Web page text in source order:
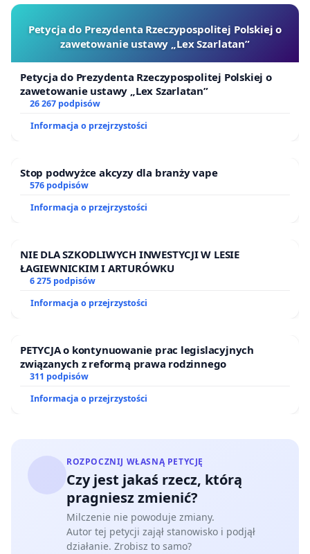
Petycja do Prezydenta Rzeczypospolitej Polskiej o
zawetowanie ustawy „Lex Szarlatan”
Petycja do Prezydenta Rzeczypospolitej Polskiej o
zawetowanie ustawy „Lex Szarlatan”
26 267 podpisów
Informacja o przejrzystości
Stop podwyżce akcyzy dla branży vape
576 podpisów
Informacja o przejrzystości
NIE DLA SZKODLIWYCH INWESTYCJI W LESIE
ŁAGIEWNICKIM I ARTURÓWKU
6 275 podpisów
Informacja o przejrzystości
PETYCJA o kontynuowanie prac legislacyjnych
związanych z reformą prawa rodzinnego
311 podpisów
Informacja o przejrzystości
ROZPOCZNIJ WŁASNĄ PETYCJĘ
Czy jest jakaś rzecz, którą
pragniesz zmienić?
Milczenie nie powoduje zmiany.
Autor tej petycji zajął stanowisko i podjął
działanie. Zrobisz to samo?